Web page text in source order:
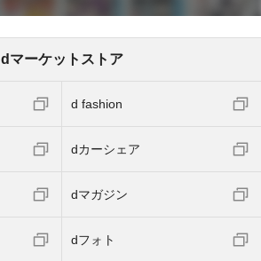
dマーケットストア
d fashion
dカーシェア
dマガジン
dフォト